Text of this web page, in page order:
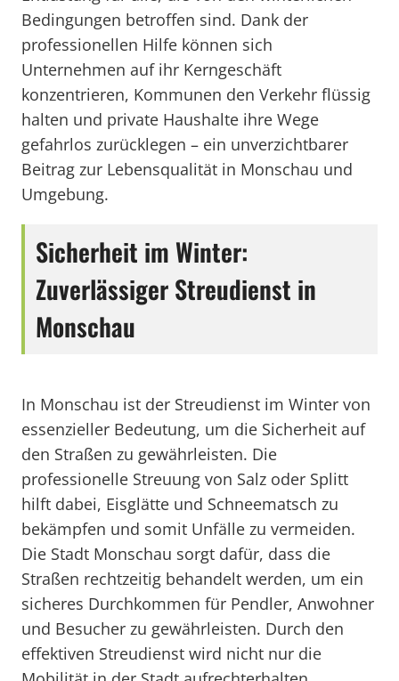
Bedingungen betroffen sind. Dank der
professionellen Hilfe können sich
Unternehmen auf ihr Kerngeschäft
konzentrieren, Kommunen den Verkehr flüssig
halten und private Haushalte ihre Wege
gefahrlos zurücklegen – ein unverzichtbarer
Beitrag zur Lebensqualität in Monschau und
Umgebung.
Sicherheit im Winter:
Zuverlässiger Streudienst in
Monschau
In Monschau ist der Streudienst im Winter von
essenzieller Bedeutung, um die Sicherheit auf
den Straßen zu gewährleisten. Die
professionelle Streuung von Salz oder Splitt
hilft dabei, Eisglätte und Schneematsch zu
bekämpfen und somit Unfälle zu vermeiden.
Die Stadt Monschau sorgt dafür, dass die
Straßen rechtzeitig behandelt werden, um ein
sicheres Durchkommen für Pendler, Anwohner
und Besucher zu gewährleisten. Durch den
effektiven Streudienst wird nicht nur die